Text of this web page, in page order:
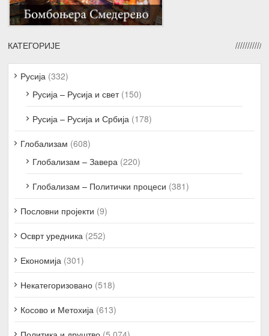
КАТЕГОРИЈЕ
Русија (332)
Русија – Русија и свет(150)
Русија – Русија и Србија (178)
Глобализам (608)
Глобализам – Завера (220)
Глобализам – Политички процеси (381)
Пословни пројекти (9)
Осврт уредника (252)
Економија (301)
Некатегоризовано (518)
Косово и Метохија (613)